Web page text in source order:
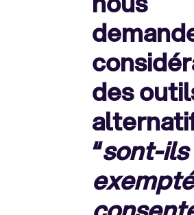
des
“sont-ils